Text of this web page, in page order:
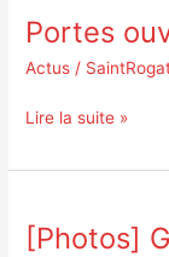
Portes
Actus /
Portes
2026/2027
Lire la suite »
[Photos]
[Photos]